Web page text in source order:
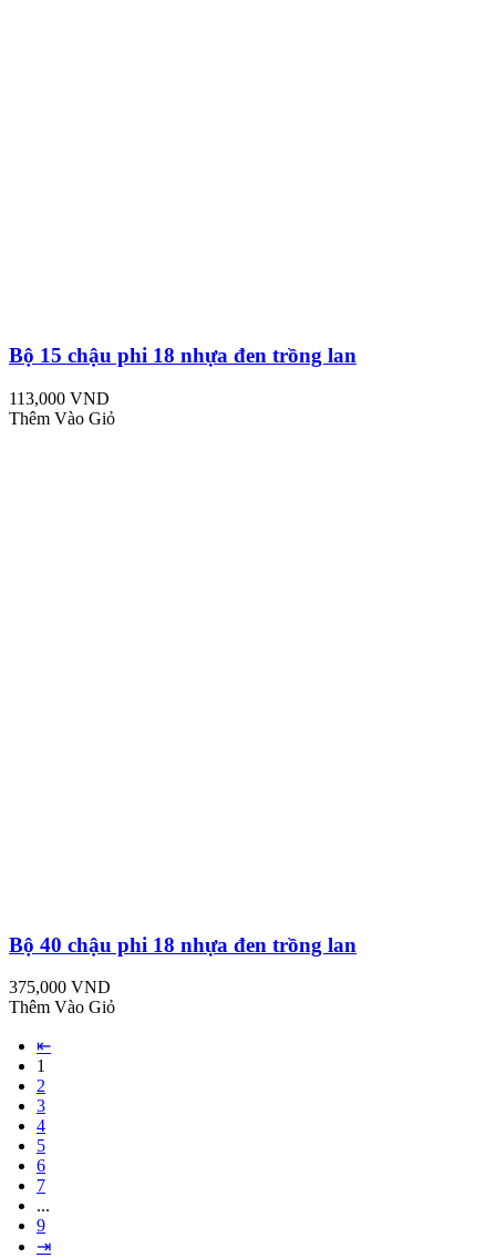
Bộ 15 chậu phi 18 nhựa đen trồng lan
113,000 VND
Thêm Vào Giỏ
Bộ 40 chậu phi 18 nhựa đen trồng lan
375,000 VND
Thêm Vào Giỏ
⇤
1
2
3
4
5
6
7
...
9
⇥